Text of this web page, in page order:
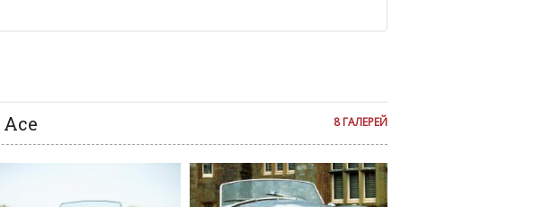
все комментарии публикуются только после модерации, поэтому
на сайте с некоторым опозданием.
8 ГАЛЕРЕЙ